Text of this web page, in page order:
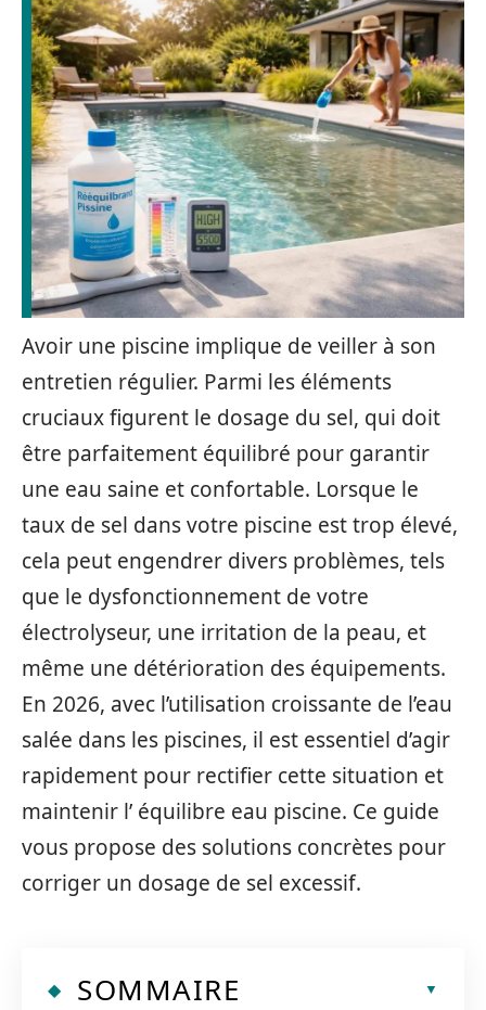
Avoir une piscine implique de veiller à son
entretien régulier. Parmi les éléments
cruciaux figurent le dosage du sel, qui doit
être parfaitement équilibré pour garantir
une eau saine et confortable. Lorsque le
taux de sel dans votre piscine est trop élevé,
cela peut engendrer divers problèmes, tels
que le dysfonctionnement de votre
électrolyseur, une irritation de la peau, et
même une détérioration des équipements.
En 2026, avec l’utilisation croissante de l’eau
salée dans les piscines, il est essentiel d’agir
rapidement pour rectifier cette situation et
maintenir l’ équilibre eau piscine. Ce guide
vous propose des solutions concrètes pour
corriger un dosage de sel excessif.
SOMMAIRE